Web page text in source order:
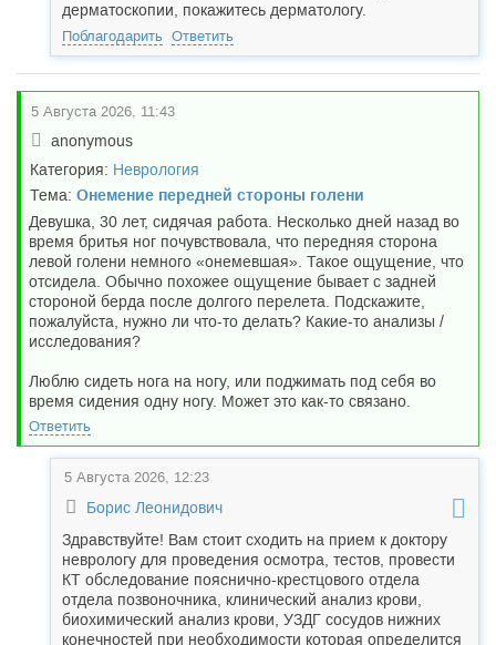
дерматоскопии, покажитесь дерматологу.
Поблагодарить Ответить
5 Августа 2026, 11:43
anonymous
Категория: Неврология
Тема: Онемение передней стороны голени
Девушка, 30 лет, сидячая работа. Несколько дней назад во
время бритья ног почувствовала, что передняя сторона
левой голени немного «онемевшая». Такое ощущение, что
отсидела. Обычно похожее ощущение бывает с задней
стороной берда после долгого перелета. Подскажите,
пожалуйста, нужно ли что-то делать? Какие-то анализы /
исследования?
Люблю сидеть нога на ногу, или поджимать под себя во
время сидения одну ногу. Может это как-то связано.
Ответить
5 Августа 2026, 12:23
Борис Леонидович
Здравствуйте! Вам стоит сходить на прием к доктору
неврологу для проведения осмотра, тестов, провести
КТ обследование пояснично-крестцового отдела
отдела позвоночника, клинический анализ крови,
биохимический анализ крови, УЗДГ сосудов нижних
конечностей при необходимости которая определится